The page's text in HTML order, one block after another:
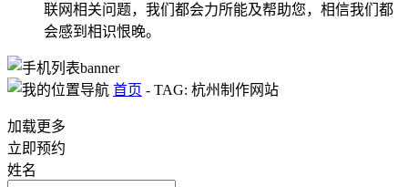
联网相关问题，我们都会力所能及帮助您，相信我们都
会感到相识恨晚。
首页 - TAG: 杭州制作网站
加载更多
立即预约
姓名